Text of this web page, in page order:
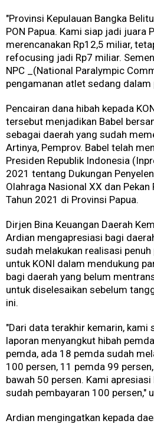
"Provinsi Kepulauan Bangka
PON Papua. Kami siap jadi juara
merencanakan Rp12,5 miliar,
refocusing jadi Rp7 miliar.
NPC _(National Paralympic
pengamanan atlet sedang dalam
Pencairan dana hibah kepada
tersebut menjadikan Babel
sebagai daerah yang sudah
Artinya, Pemprov. Babel telah
Presiden Republik Indonesia
2021 tentang Dukungan
Olahraga Nasional XX dan
Tahun 2021 di Provinsi Papua.
Dirjen Bina Keuangan Daerah
Ardian mengapresiasi bagi
sudah melakukan realisasi
untuk KONI dalam mendukung
bagi daerah yang belum
untuk diselesaikan sebelum
ini.
"Dari data terakhir kemarin, kami
laporan menyangkut hibah
pemda, ada 18 pemda sudah
100 persen, 11 pemda 99
bawah 50 persen. Kami
sudah pembayaran 100 persen,"
Ardian mengingatkan kepada